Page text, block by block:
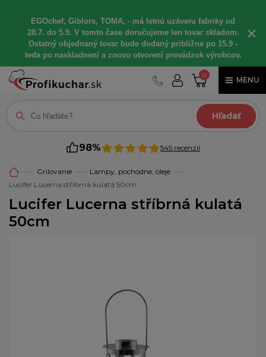
EGOchef, Giblors, TOMA, - má letnú uzáveru fabriky od
28.7. do 5.9. V tomto čase doručujeme len tovar skladom.
Ostatný objednaný tovar bude dodaný približne po 15.9 -
teda po naskladnení a znovu otvorení prevádzok výrobcov.
×
0
MENU
Hľadať
98% 545 recenzií
Grilovanie
Lampy, pochodne, oleje
Lucifer Lucerna stříbrná kulatá 50cm
Lucifer Lucerna stříbrná kulatá
50cm